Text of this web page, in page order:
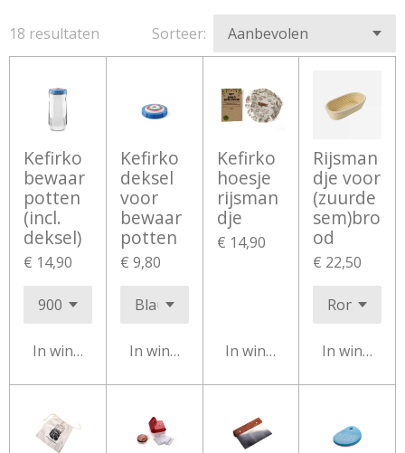
18 resultaten Sorteer:
Kefirko
bewaar
potten
(incl.
deksel)
€ 14,90
In winkelwagen
Kefirko
deksel
voor
bewaar
potten
€ 9,80
In winkelwagen
Kefirko
hoesje
rijsman
dje
€ 14,90
In winkelwagen
Rijsman
dje voor
(zuurde
sem)bro
od
€ 22,50
In